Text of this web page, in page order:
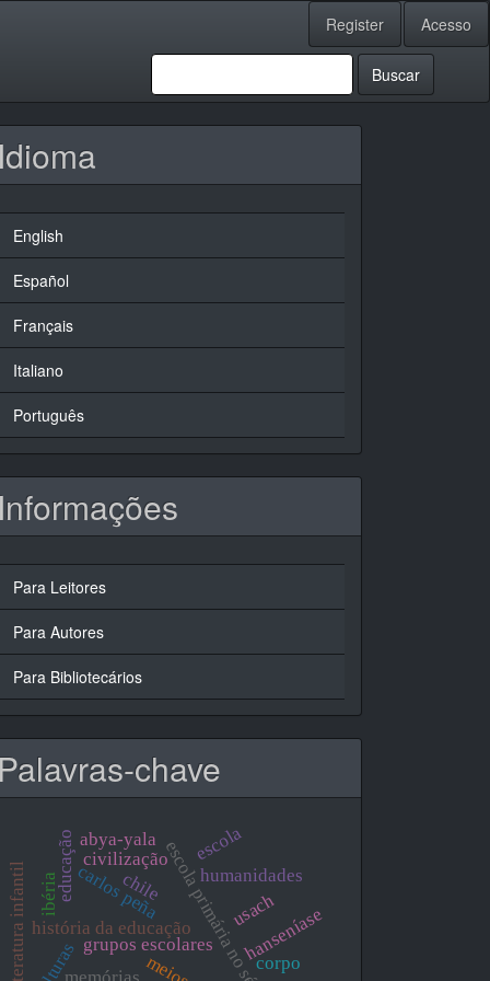
Register Acesso
Buscar
Idioma
English
Español
Français
Italiano
Português
Informações
Para Leitores
Para Autores
Para Bibliotecários
Palavras-chave
escola primária no século xx
grupos escolares
carlos peña humanidades
chile
usach
história da educação
literatura infantil
civilização
educação
hanseníase
corpo
escola
abya-yala
ibéria